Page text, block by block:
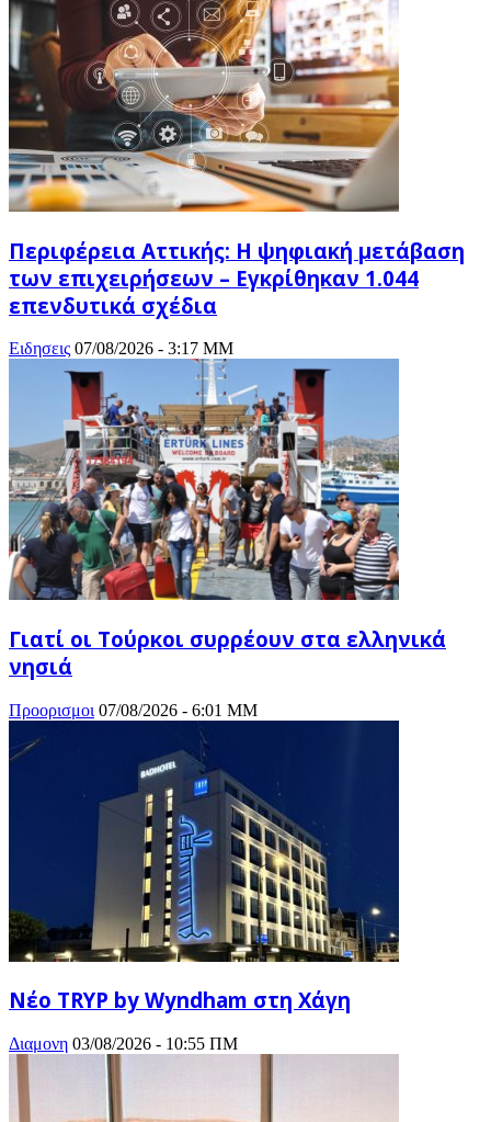
Περιφέρεια Αττικής: H ψηφιακή μετάβαση
των επιχειρήσεων – Εγκρίθηκαν 1.044
επενδυτικά σχέδια
Ειδησεις 07/08/2026 - 3:17 ΜΜ
Γιατί οι Τούρκοι συρρέουν στα ελληνικά
νησιά
Προορισμοι 07/08/2026 - 6:01 ΜΜ
Νέο TRYP by Wyndham στη Χάγη
Διαμονη 03/08/2026 - 10:55 ΠΜ